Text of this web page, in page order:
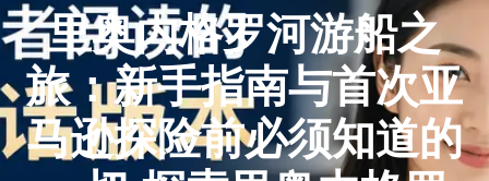
里奥内格罗河游船之
旅：新手指南与首次亚
马逊探险前必须知道的